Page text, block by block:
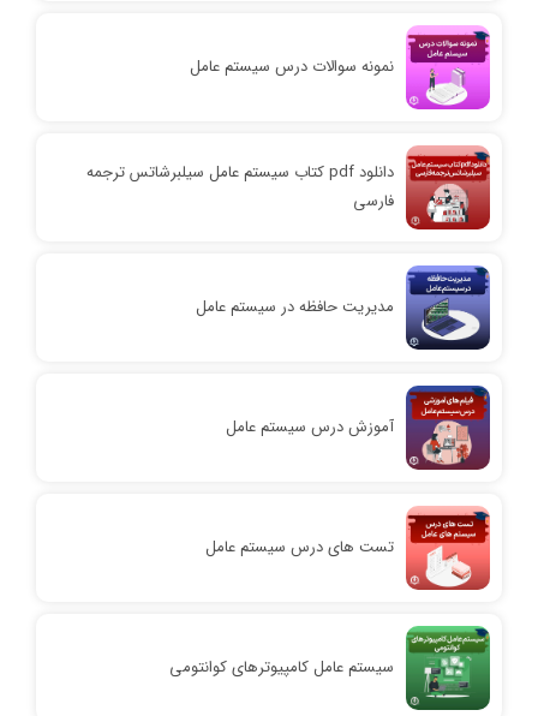
نمونه سوالات درس سیستم عامل
دانلود pdf کتاب سیستم عامل سیلبرشاتس ترجمه
فارسی
مدیریت حافظه در سیستم عامل
آموزش درس سیستم عامل
تست های درس سیستم عامل
سیستم عامل کامپیوترهای کوانتومی